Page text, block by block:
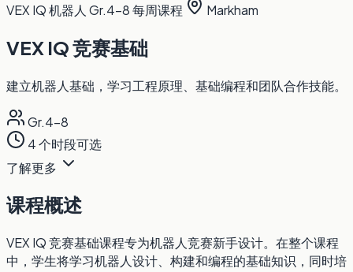
VEX IQ 机器人 Gr.4-8每周课程 Markham
VEX IQ 竞赛基础
建立机器人基础，学习工程原理、基础编程和团队合作技能。
Gr.4-8
4 个时段可选
了解更多
课程概述
VEX IQ 竞赛基础课程专为机器人竞赛新手设计。在整个课程
中，学生将学习机器人设计、构建和编程的基础知识，同时培